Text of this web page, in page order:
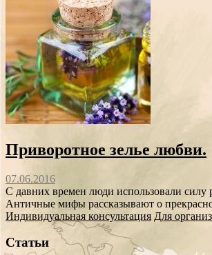
Приворотное зелье любви.
07.06.2016
С давних времен люди использовали силу
Античные мифы рассказывают о
Индивидуальная консультация Для
Статьи